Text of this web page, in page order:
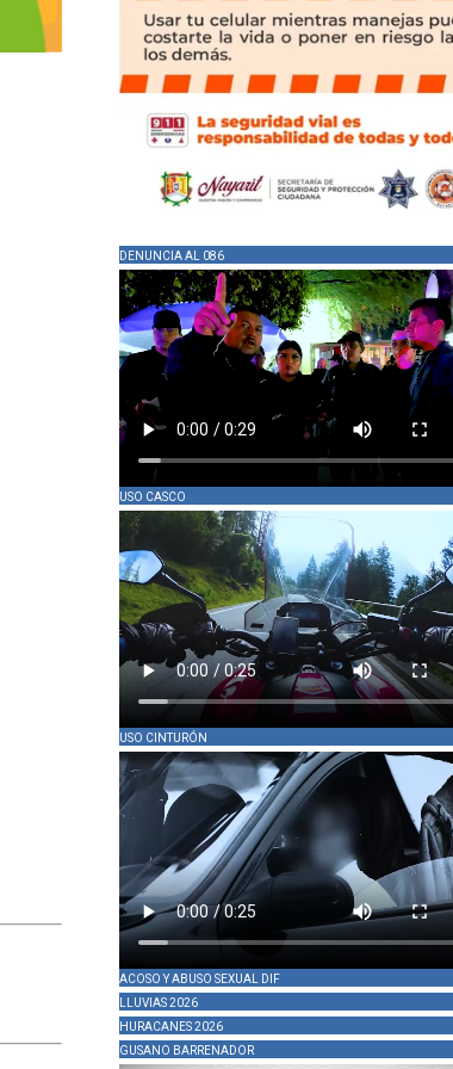
DENUNCIA AL 086
USO CASCO
USO CINTURÓN
ACOSO Y ABUSO SEXUAL DIF
LLUVIAS 2026
HURACANES 2026
GUSANO BARRENADOR